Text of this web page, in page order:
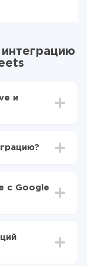
и
из Crove в
минут. В
с Google
из одной